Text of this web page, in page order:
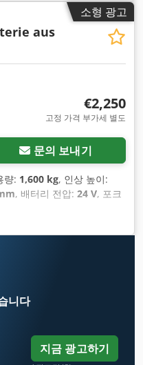
소형 광고
aus
€2,250
고정 가격 부가세 별도
문의 보내기
량: 1,600 kg, 인상 높이:
, 배터리 전압: 24 V, 포크
니다
지금 광고하기